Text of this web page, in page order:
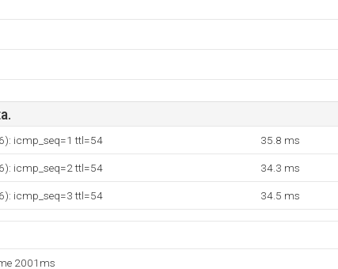
icmp_seq=1 ttl=54 35.8 ms
icmp_seq=2 ttl=54 34.3 ms
icmp_seq=3 ttl=54 34.5 ms
2001ms